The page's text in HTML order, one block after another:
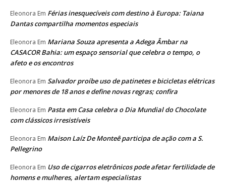
Eleonora Em Férias inesquecíveis com destino à Europa: Taiana
Dantas compartilha momentos especiais
Eleonora Em Mariana Souza apresenta a Adega Âmbar na
CASACOR Bahia: um espaço sensorial que celebra o tempo, o
afeto e os encontros
Eleonora Em Salvador proíbe uso de patinetes e bicicletas elétricas
por menores de 18 anos e define novas regras; confira
Eleonora Em Pasta em Casa celebra o Dia Mundial do Chocolate
com clássicos irresistíveis
Eleonora Em Maison Laíz De Monteê participa de ação com a S.
Pellegrino
Eleonora Em Uso de cigarros eletrônicos pode afetar fertilidade de
homens e mulheres, alertam especialistas